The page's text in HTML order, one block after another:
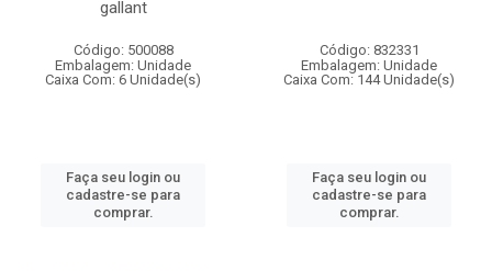
gallant
Código: 500088
Embalagem: Unidade
Caixa Com: 6 Unidade(s)
Faça seu login ou
cadastre-se para
comprar.
Código: 832331
Embalagem: Unidade
Caixa Com: 144 Unidade(s)
Faça seu login ou
cadastre-se para
comprar.